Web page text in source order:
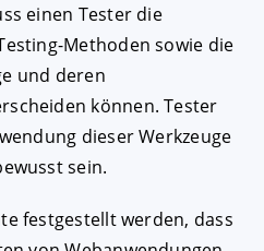
einen Tester die
Methoden sowie die
und deren
können. Tester
dieser Werkzeuge
sein.
festgestellt werden, dass